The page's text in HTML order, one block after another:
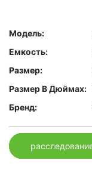
Модель:
Емкость:
Размер:
Размер В Дюймах:
Бренд: